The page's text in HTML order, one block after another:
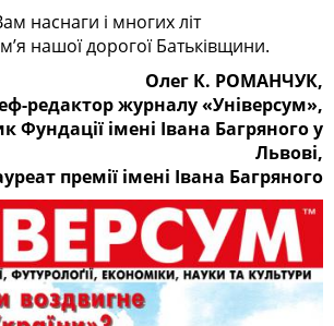
наснаги і многих літ
нашої дорогої Батьківщини.
Олег К. РОМАНЧУК,
редактор журналу «Універсум»,
Фундації імені Івана Багряного у
Львові,
премії імені Івана Багряного